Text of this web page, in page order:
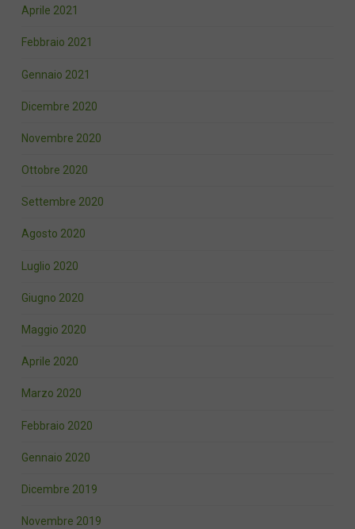
Aprile 2021
Febbraio 2021
Gennaio 2021
Dicembre 2020
Novembre 2020
Ottobre 2020
Settembre 2020
Agosto 2020
Luglio 2020
Giugno 2020
Maggio 2020
Aprile 2020
Marzo 2020
Febbraio 2020
Gennaio 2020
Dicembre 2019
Novembre 2019